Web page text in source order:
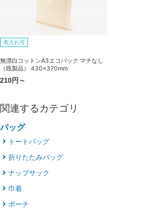
名入れ可
無漂白コットンA3エコバック マチなし
（既製品） 430×370mm
210円～
関連するカテゴリ
バッグ
トートバッグ
折りたたみバッグ
ナップサック
巾着
ポーチ